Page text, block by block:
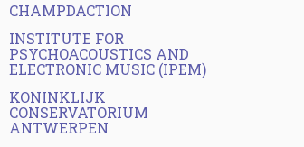
CHAMPDACTION
INSTITUTE FOR
PSYCHOACOUSTICS AND
ELECTRONIC MUSIC (IPEM)
KONINKLIJK
CONSERVATORIUM
ANTWERPEN